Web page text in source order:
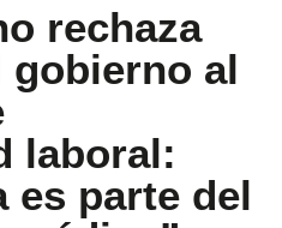
rechaza
gobierno al
laboral:
es parte del